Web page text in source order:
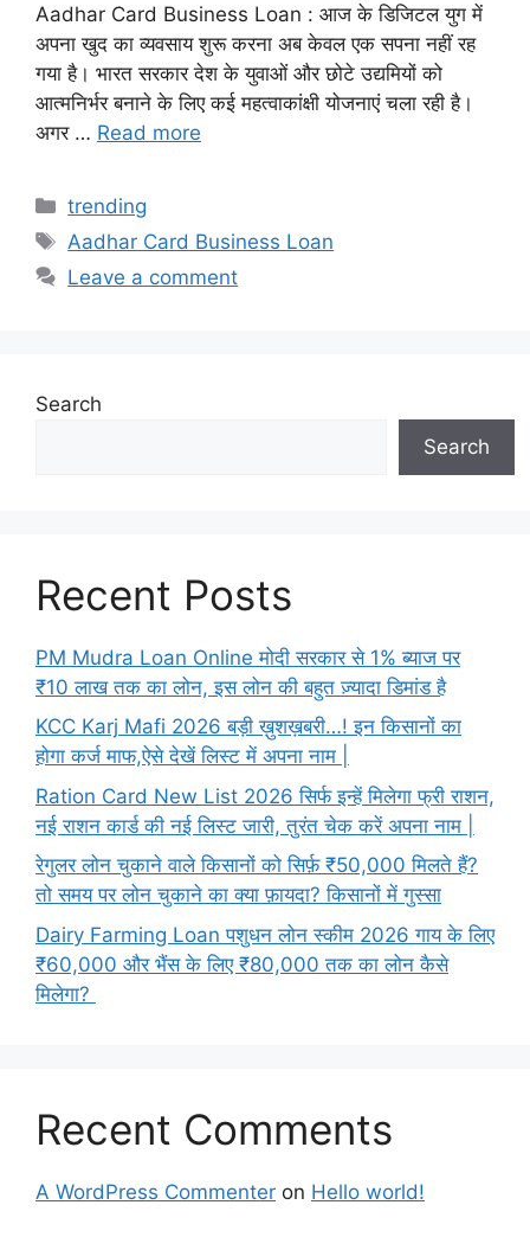
Aadhar Card Business Loan : आज के डिजिटल युग में
अपना खुद का व्यवसाय शुरू करना अब केवल एक सपना नहीं रह
गया है। भारत सरकार देश के युवाओं और छोटे उद्यमियों को
आत्मनिर्भर बनाने के लिए कई महत्वाकांक्षी योजनाएं चला रही है।
अगर … Read more
Categories
trending
Tags
Aadhar Card Business Loan
Leave a comment
Search
Search
Recent Posts
PM Mudra Loan Online मोदी सरकार से 1% ब्याज पर
₹10 लाख तक का लोन, इस लोन की बहुत ज़्यादा डिमांड है
KCC Karj Mafi 2026 बड़ी ख़ुशख़बरी…! इन किसानों का
होगा कर्ज माफ,ऐसे देखें लिस्ट में अपना नाम |
Ration Card New List 2026 सिर्फ इन्हें मिलेगा फ्री राशन,
नई राशन कार्ड की नई लिस्ट जारी, तुरंत चेक करें अपना नाम |
रेगुलर लोन चुकाने वाले किसानों को सिर्फ़ ₹50,000 मिलते हैं?
तो समय पर लोन चुकाने का क्या फ़ायदा? किसानों में गुस्सा
Dairy Farming Loan पशुधन लोन स्कीम 2026 गाय के लिए
₹60,000 और भैंस के लिए ₹80,000 तक का लोन कैसे
मिलेगा?
Recent Comments
A WordPress Commenter on Hello world!